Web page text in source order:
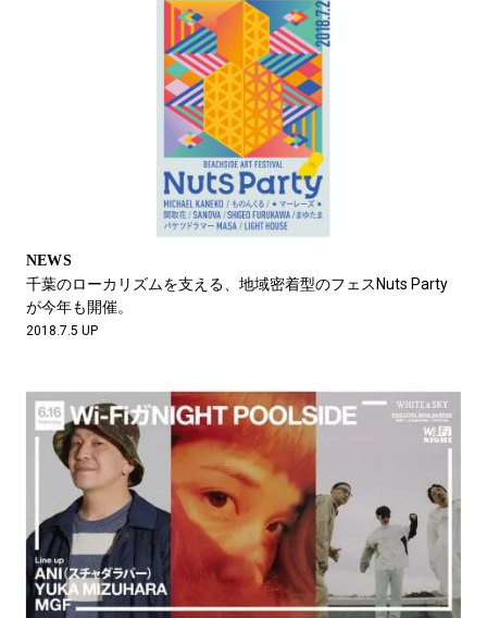
NEWS
千葉のローカリズムを支える、地域密着型のフェスNuts Party
が今年も開催。
2018.7.5 UP